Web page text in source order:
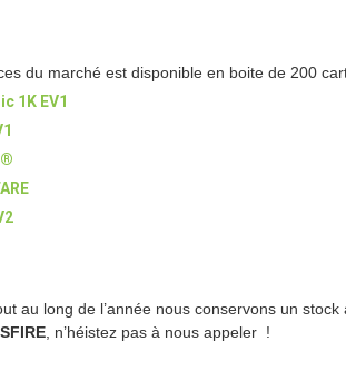
du marché est disponible en boite de 200
1K EV1
au long de l’année nous conservons un
, n’héistez pas à nous appeler !